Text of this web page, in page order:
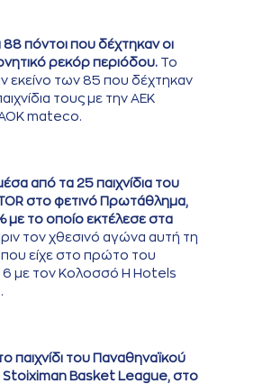
88 πόντοι που δέχτηκαν οι
ρεκόρ περιόδου. Το
εκείνο των 85 που δέχτηκαν
τους με την ΑΕΚ
mateco.
από τα 25 παιχνίδια του
στο φετινό Πρωτάθλημα,
με το οποίο εκτέλεσε στα
τον χθεσινό αγώνα αυτή τη
είχε στο πρώτο του
6 με τον Κολοσσό H Hotels
παιχνίδι του Παναθηναϊκού
Stoiximan Basket League, στο